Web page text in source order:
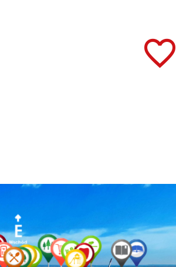
favorite